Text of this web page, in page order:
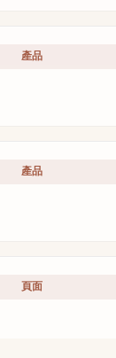
產品
產品
頁面